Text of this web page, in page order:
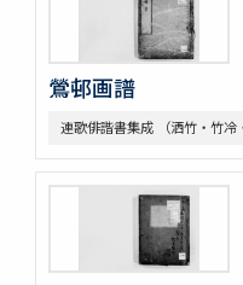
鶯邨画譜
連歌俳諧書集成 （洒竹・竹